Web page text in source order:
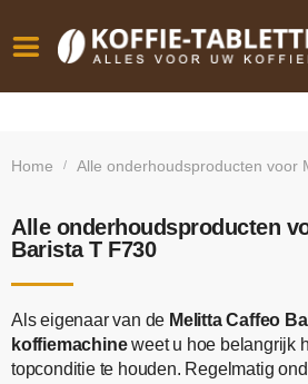
besteld,
bij
Home / Alle onderhoudsproducten voor
Alle onderhoudsproducten
Barista T F730
Als eigenaar van de Melitta Caffeo
koffiemachineweet u hoe belangrijk
topconditie te houden. Regelmatig